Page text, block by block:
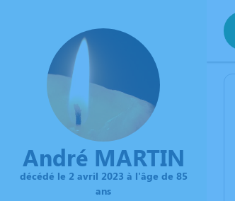
André MARTIN
décédé le 2 avril 2023 à l'âge de 85
ans